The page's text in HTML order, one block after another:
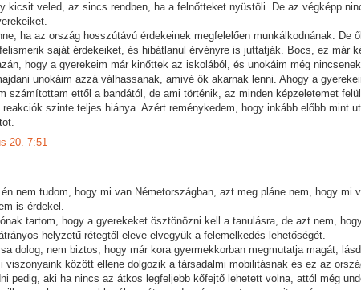
kicsit veled, az sincs rendben, ha a felnőtteket nyüstöli. De az végképp
ha az ország hosszútávú érdekeinek megfelelően munkálkodnának. De
saját érdekeiket, és hibátlanul érvényre is juttatják. Bocs, ez már
hogy a gyerekeim már kinőttek az iskolából, és unokáim még
unokáim azzá válhassanak, amivé ők akarnak lenni. Ahogy a
számítottam ettől a bandától, de ami történik, az minden képzeletemet
reakciók szinte teljes hiánya. Azért reménykedem, hogy inkább előbb mint
20. 7:51
nem tudom, hogy mi van Németországban, azt meg pláne nem, hogy mi
is érdekel.
tartom, hogy a gyerekeket ösztönözni kell a tanulásra, de azt nem,
helyzetű rétegtől eleve elvegyük a felemelkedés lehetőségét.
dolog, nem biztos, hogy már kora gyermekkorban megmutatja magát,
viszonyaink között ellene dolgozik a társadalmi mobilitásnak és ez az
pedig, aki ha nincs az átkos legfeljebb kőfejtő lehetett volna, attól még